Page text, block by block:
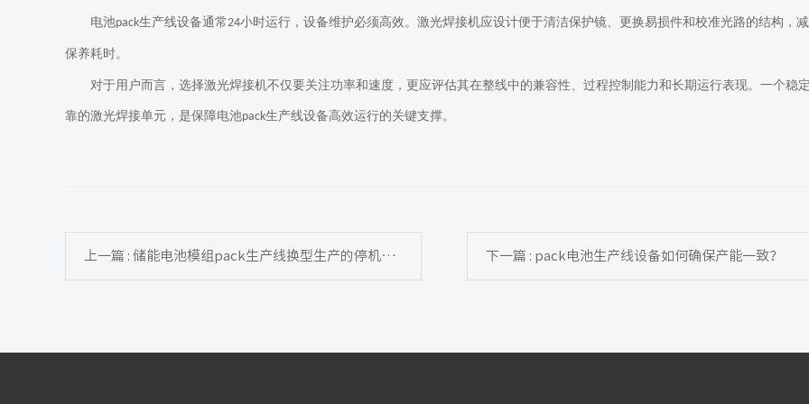
电池pack生产线设备通常24小时运行，设备维护必须高效。激光焊接机应设计便于清洁保护镜、更换易损件和校准光路的结构，
保养耗时。
对于用户而言，选择激光焊接机不仅要关注功率和速度，更应评估其在整线中的兼容性、过程控制能力和长期运行表现。一个稳
靠的激光焊接单元，是保障电池pack生产线设备高效运行的关键支撑。
上一篇 : 储能电池模组pack生产线换型生产的停机时间多长？ 下一篇 : pack电池生产线设备如何确保产能一致？